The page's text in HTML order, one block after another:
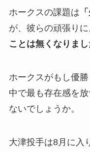
ホークスの課題は
が、彼らの頑張り
ことは無くなりまし
ホークスがもし優
中で最も存在感を放
ないでしょうか。
大津投手は8月に入